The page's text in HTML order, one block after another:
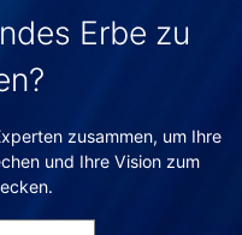
Erbe zu
zusammen, um Ihre
und Ihre Vision zum